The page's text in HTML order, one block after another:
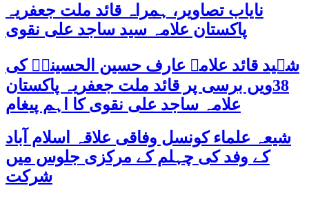
نایاب تصاویر، ہمراہ قائد ملت جعفریہ
پاکستان علامہ سید ساجد علی نقوی
شہید قائد علامہ عارف حسین الحسینیؒ کی
38ویں برسی پر قائد ملت جعفریہ پاکستان
علامہ ساجد علی نقوی کا اہم پیغام
شیعہ علماء کونسل وفاقی علاقہ اسلام آباد
کے وفد کی چہلم کے مرکزی جلوس میں
شرکت